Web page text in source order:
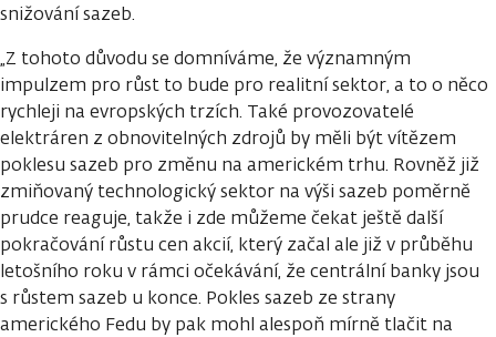
snižování sazeb.
„Z tohoto důvodu se domníváme, že významným
impulzem pro růst to bude pro realitní sektor, a to o něco
rychleji na evropských trzích. Také provozovatelé
elektráren z obnovitelných zdrojů by měli být vítězem
poklesu sazeb pro změnu na americkém trhu. Rovněž již
zmiňovaný technologický sektor na výši sazeb poměrně
prudce reaguje, takže i zde můžeme čekat ještě další
pokračování růstu cen akcií, který začal ale již v průběhu
letošního roku v rámci očekávání, že centrální banky jsou
s růstem sazeb u konce. Pokles sazeb ze strany
amerického Fedu by pak mohl alespoň mírně tlačit na